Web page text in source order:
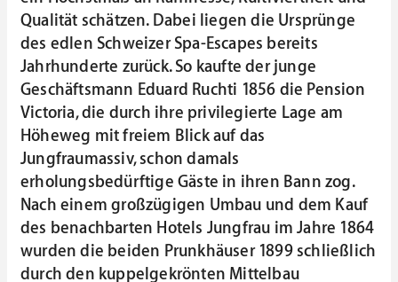
Qualität schätzen. Dabei liegen die Ursprünge
des edlen Schweizer Spa-Escapes bereits
Jahrhunderte zurück. So kaufte der junge
Geschäftsmann Eduard Ruchti 1856 die Pension
Victoria, die durch ihre privilegierte Lage am
Höheweg mit freiem Blick auf das
Jungfraumassiv, schon damals
erholungsbedürftige Gäste in ihren Bann zog.
Nach einem großzügigen Umbau und dem Kauf
des benachbarten Hotels Jungfrau im Jahre 1864
wurden die beiden Prunkhäuser 1899 schließlich
durch den kuppelgekrönten Mittelbau